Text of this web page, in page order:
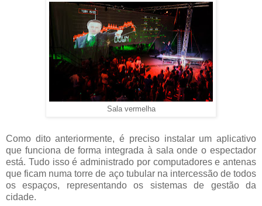
Sala vermelha
Como dito anteriormente, é preciso instalar um aplicativo
que funciona de forma integrada à sala onde o espectador
está. Tudo isso é administrado por computadores e antenas
que ficam numa torre de aço tubular na intercessão de todos
os espaços, representando os sistemas de gestão da
cidade.